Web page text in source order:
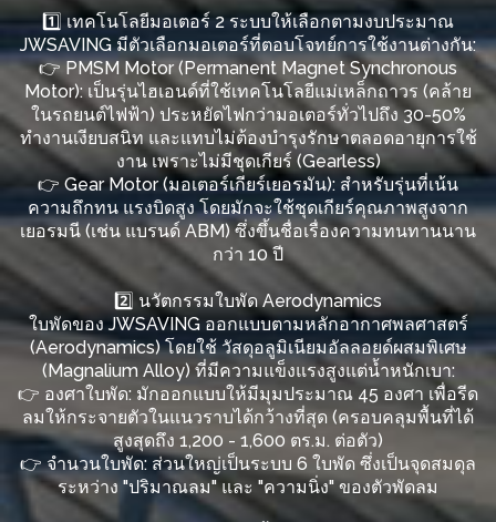
1️⃣ เทคโนโลยีมอเตอร์ 2 ระบบให้เลือกตามงบประมาณ
JWSAVING มีตัวเลือกมอเตอร์ที่ตอบโจทย์การใช้งานต่างกัน:
👉 PMSM Motor (Permanent Magnet Synchronous
Motor): เป็นรุ่นไฮเอนด์ที่ใช้เทคโนโลยีแม่เหล็กถาวร (คล้าย
ในรถยนต์ไฟฟ้า) ประหยัดไฟกว่ามอเตอร์ทั่วไปถึง 30-50%
ทำงานเงียบสนิท และแทบไม่ต้องบำรุงรักษาตลอดอายุการใช้
งาน เพราะไม่มีชุดเกียร์ (Gearless)
👉 Gear Motor (มอเตอร์เกียร์เยอรมัน): สำหรับรุ่นที่เน้น
ความถึกทน แรงบิดสูง โดยมักจะใช้ชุดเกียร์คุณภาพสูงจาก
เยอรมนี (เช่น แบรนด์ ABM) ซึ่งขึ้นชื่อเรื่องความทนทานนาน
กว่า 10 ปี
2️⃣ นวัตกรรมใบพัด Aerodynamics
ใบพัดของ JWSAVING ออกแบบตามหลักอากาศพลศาสตร์
(Aerodynamics) โดยใช้ วัสดุอลูมิเนียมอัลลอยด์ผสมพิเศษ
(Magnalium Alloy) ที่มีความแข็งแรงสูงแต่น้ำหนักเบา:
👉 องศาใบพัด: มักออกแบบให้มีมุมประมาณ 45 องศา เพื่อรีด
ลมให้กระจายตัวในแนวราบได้กว้างที่สุด (ครอบคลุมพื้นที่ได้
สูงสุดถึง 1,200 - 1,600 ตร.ม. ต่อตัว)
👉 จำนวนใบพัด: ส่วนใหญ่เป็นระบบ 6 ใบพัด ซึ่งเป็นจุดสมดุล
ระหว่าง "ปริมาณลม" และ "ความนิ่ง" ของตัวพัดลม